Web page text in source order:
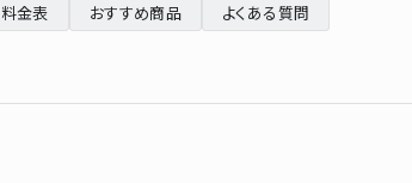
料金表
おすすめ商品 よくある質問